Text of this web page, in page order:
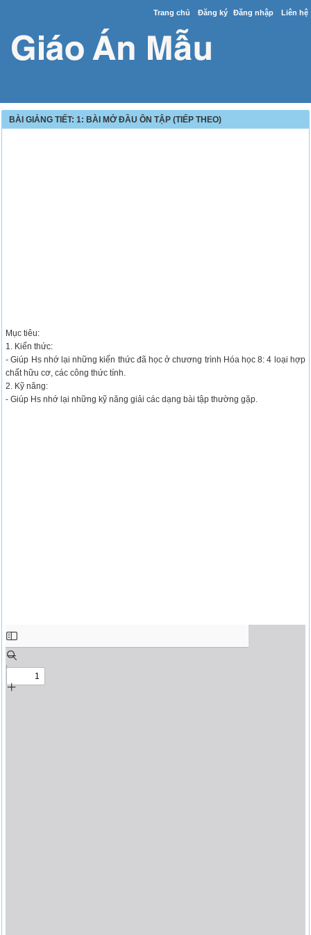
Trang chủ Đăng ký Đăng nhập Liên hệ
BÀI GIẢNG TIẾT: 1: BÀI MỞ ĐẦU ÔN TẬP (TIẾP THEO)
Mục tiêu:
1. Kiến thức:
- Giúp Hs nhớ lại những kiến thức đã học ở chương trình Hóa học 8: 4 loại hợp
chất hữu cơ, các công thức tính.
2. Kỹ năng:
- Giúp Hs nhớ lại những kỹ năng giải các dạng bài tập thường gặp.